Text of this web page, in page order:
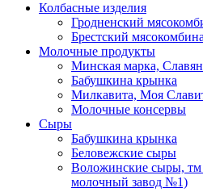
Колбасные изделия
Гродненский
Брестский
Молочные продукты
Минская марка,
Бабушкина крынка
Милкавита, Моя
Молочные консервы
Сыры
Бабушкина крынка
Беловежские сыры
Воложинские сыры,
молочный завод №1)